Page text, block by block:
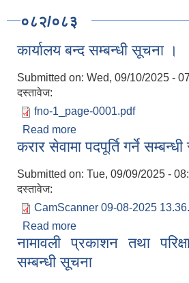
०८२/०८३
कार्यालय बन्द सम्बन्धी सूचना ।
Submitted on: Wed, 09/10/2025 -
दस्तावेज:
fno-1_page-0001.pdf
Read more
करार सेवामा पदपूर्ति गर्ने
Submitted on: Tue, 09/09/2025 -
दस्तावेज:
CamScanner 09-08-2025
Read more
नामावली प्रकाशन तथा
सम्बन्धी सूचना